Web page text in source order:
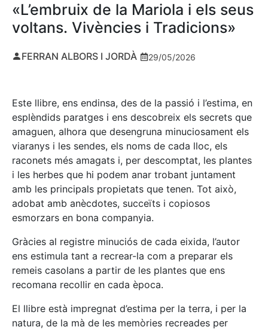
«L’embruix de la Mariola i els seus
voltans. Vivències i Tradicions»
FERRAN ALBORS I JORDÀ 29/05/2026
Este llibre, ens endinsa, des de la passió i l’estima, en
esplèndids paratges i ens descobreix els secrets que
amaguen, alhora que desengruna minuciosament els
viaranys i les sendes, els noms de cada lloc, els
raconets més amagats i, per descomptat, les plantes
i les herbes que hi podem anar trobant juntament
amb les principals propietats que tenen. Tot això,
adobat amb anècdotes, succeïts i copiosos
esmorzars en bona companyia.
Gràcies al registre minuciós de cada eixida, l’autor
ens estimula tant a recrear-la com a preparar els
remeis casolans a partir de les plantes que ens
recomana recollir en cada època.
El llibre està impregnat d’estima per la terra, i per la
natura, de la mà de les memòries recreades per